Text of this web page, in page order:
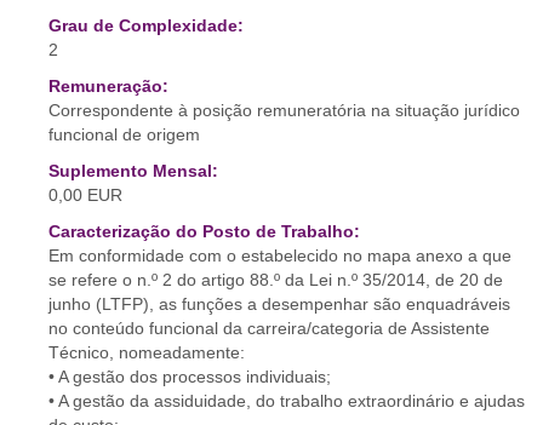
Grau de Complexidade:
2
Remuneração:
Correspondente à posição remuneratória na situação jurídico
funcional de origem
Suplemento Mensal:
0,00 EUR
Caracterização do Posto de Trabalho:
Em conformidade com o estabelecido no mapa anexo a que
se refere o n.º 2 do artigo 88.º da Lei n.º 35/2014, de 20 de
junho (LTFP), as funções a desempenhar são enquadráveis
no conteúdo funcional da carreira/categoria de Assistente
Técnico, nomeadamente:
• A gestão dos processos individuais;
• A gestão da assiduidade, do trabalho extraordinário e ajudas